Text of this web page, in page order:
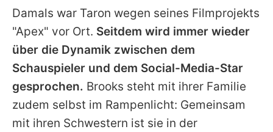
Damals war Taron wegen seines Filmprojekts
"Apex" vor Ort. Seitdem wird immer wieder
über die Dynamik zwischen dem
Schauspieler und dem Social-Media-Star
gesprochen. Brooks steht mit ihrer Familie
zudem selbst im Rampenlicht: Gemeinsam
mit ihren Schwestern ist sie in der